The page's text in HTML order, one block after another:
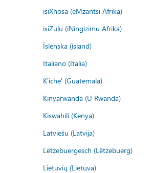
isiXhosa (eMzantsi Afrika)
isiZulu (iNingizimu Afrika)
Íslenska (ísland)
Italiano (Italia)
K'iche' (Guatemala)
Kinyarwanda (U Rwanda)
Kiswahili (Kenya)
Latviešu (Latvija)
Lëtzebuergesch (Lëtzebuerg)
Lietuvių (Lietuva)